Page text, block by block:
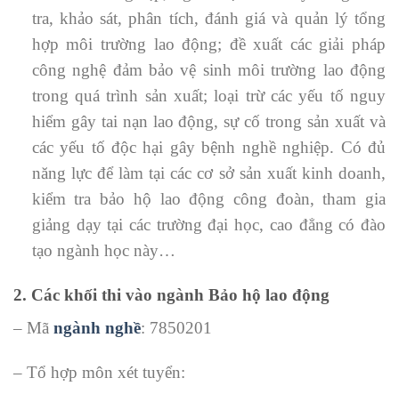
tra, khảo sát, phân tích, đánh giá và quản lý tổng
hợp môi trường lao động; đề xuất các giải pháp
công nghệ đảm bảo vệ sinh môi trường lao động
trong quá trình sản xuất; loại trừ các yếu tố nguy
hiểm gây tai nạn lao động, sự cố trong sản xuất và
các yếu tố độc hại gây bệnh nghề nghiệp. Có đủ
năng lực để làm tại các cơ sở sản xuất kinh doanh,
kiểm tra bảo hộ lao động công đoàn, tham gia
giảng dạy tại các trường đại học, cao đẳng có đào
tạo ngành học này…
2. Các khối thi vào ngành Bảo hộ lao động
– Mã ngành nghề: 7850201
– Tổ hợp môn xét tuyển: